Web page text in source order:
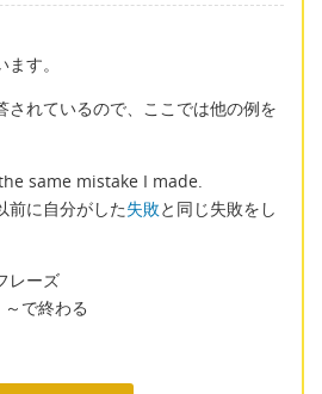
す。
されているので、ここでは他の例を
same mistake I made.
前に自分がした失敗と同じ失敗をし
レーズ
で終わる